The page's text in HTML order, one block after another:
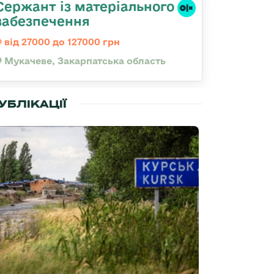
із матеріального
від 27000 до 127000 грн
Мукачеве, Закарпатська область